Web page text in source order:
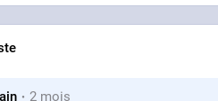
2 mois